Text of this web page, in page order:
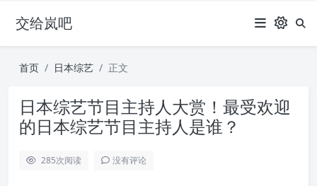
交给岚吧
首页 日本综艺 正文
日本综艺节目主持人大赏！最受欢迎
的日本综艺节目主持人是谁？
285次阅读 没有评论